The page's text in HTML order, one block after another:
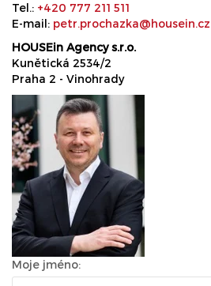
Tel.: +420 777 211 511
E-mail: petr.prochazka@housein.cz
HOUSEin Agency s.r.o.
Kunětická 2534/2
Praha 2 - Vinohrady
Moje jméno: